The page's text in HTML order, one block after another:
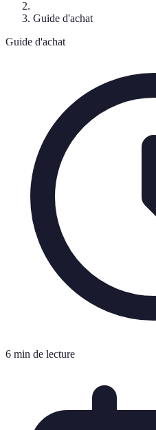
Guide d'achat
Guide d'achat
6 min de lecture